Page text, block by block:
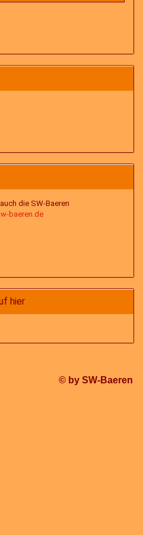
die SW-Baeren
baeren.de
hier
© by SW-Baeren